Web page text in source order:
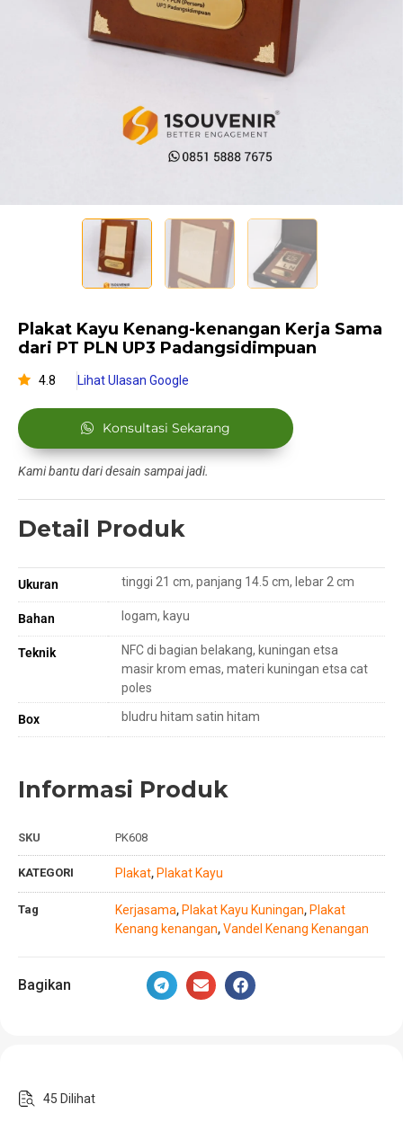
Plakat Kayu Kenang-kenangan Kerja Sama
dari PT PLN UP3 Padangsidimpuan
4.8 Lihat Ulasan Google
Konsultasi Sekarang
Kami bantu dari desain sampai jadi.
Detail Produk
Ukuran tinggi 21 cm, panjang 14.5 cm, lebar 2 cm
Bahan logam, kayu
Teknik
NFC di bagian belakang, kuningan etsa
masir krom emas, materi kuningan etsa cat
poles
Box bludru hitam satin hitam
Informasi Produk
SKU PK608
KATEGORI Plakat, Plakat Kayu
Tag Kerjasama, Plakat Kayu Kuningan, Plakat
Kenang kenangan, Vandel Kenang Kenangan
Bagikan
45 Dilihat